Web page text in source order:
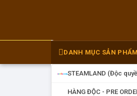
DANH MỤC SẢN PHẨM
DANH MỤC SẢN
STEAMLAND (Độc
HÀNG ĐỘC - PRE